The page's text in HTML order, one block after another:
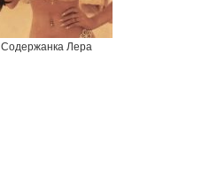
Содержанка Лера